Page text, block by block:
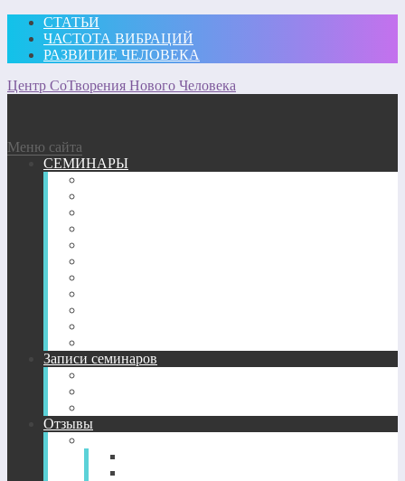
СТАТЬИ
ЧАСТОТА ВИБРАЦИЙ
РАЗВИТИЕ ЧЕЛОВЕКА
Центр СоТворения Нового Человека
Меню сайта
СЕМИНАРЫ
Записи семинаров
Отзывы